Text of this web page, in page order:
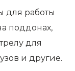
для работы
поддонах,
для
и другие.